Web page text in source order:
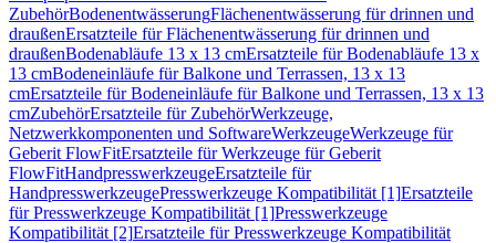
ZubehörBodenentwässerungFlächenentwässerung für drinnen und
draußenErsatzteile für Flächenentwässerung für drinnen und
draußenBodenabläufe 13 x 13 cmErsatzteile für Bodenabläufe 13 x
13 cmBodeneinläufe für Balkone und Terrassen, 13 x 13
cmErsatzteile für Bodeneinläufe für Balkone und Terrassen, 13 x 13
cmZubehörErsatzteile für ZubehörWerkzeuge,
Netzwerkkomponenten und SoftwareWerkzeugeWerkzeuge für
Geberit FlowFitErsatzteile für Werkzeuge für Geberit
FlowFitHandpresswerkzeugeErsatzteile für
HandpresswerkzeugePresswerkzeuge Kompatibilität [1]Ersatzteile
für Presswerkzeuge Kompatibilität [1]Presswerkzeuge
Kompatibilität [2]Ersatzteile für Presswerkzeuge Kompatibilität